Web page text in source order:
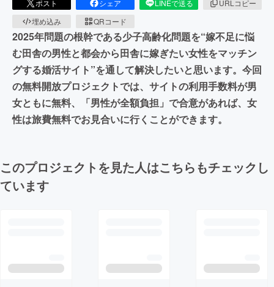
ポスト シェア LINEで送る
URLコピー
埋め込み
QRコード
2025年問題の根幹である少子高齢化問題を“嫁不足に悩
む田舎の男性と都会から田舎に嫁ぎたい女性をマッチン
グする婚活サイト”を通して解決したいと思います。今回
の無料開放プロジェクトでは、サイトの利用手数料が男
女ともに無料、「男性が全額負担」で合意があれば、女
性は旅費無料でお見合いに行くことができます。
このプロジェクトを見た人はこちらもチェックし
ています